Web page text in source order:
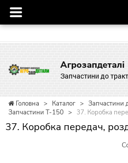
Агрозапдеталі
Запчастини до
Головна > Каталог > Запчастини
Запчастини Т-150 > 37. Коробка
37. Коробка передач,